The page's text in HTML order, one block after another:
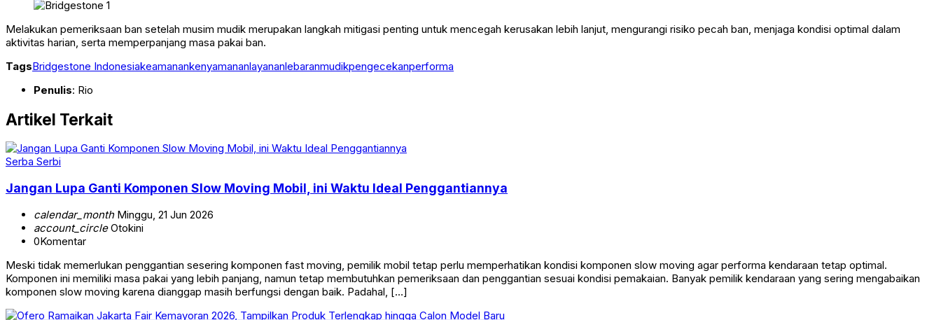
Melakukan pemeriksaan ban setelah musim mudik merupakan langkah mitigasi penting untuk mencegah kerusakan lebih lanjut, mengurangi risiko pecah ban, menjaga kondisi optimal dalam
aktivitas harian, serta memperpanjang masa pakai ban.
TagsBridgestone Indonesiakeamanankenyamananlayananlebaranmudikpengecekanperforma
Penulis: Rio
Artikel Terkait
Serba Serbi
Jangan Lupa Ganti Komponen Slow Moving Mobil, ini Waktu Ideal Penggantiannya
calendar_monthMinggu, 21 Jun 2026
account_circleOtokini
0Komentar
Meski tidak memerlukan penggantian sesering komponen fast moving, pemilik mobil tetap perlu memperhatikan kondisi komponen slow moving agar performa kendaraan tetap optimal.
Komponen ini memiliki masa pakai yang lebih panjang, namun tetap membutuhkan pemeriksaan dan penggantian sesuai kondisi pemakaian. Banyak pemilik kendaraan yang sering mengabaikan
komponen slow moving karena dianggap masih berfungsi dengan baik. Padahal, […]